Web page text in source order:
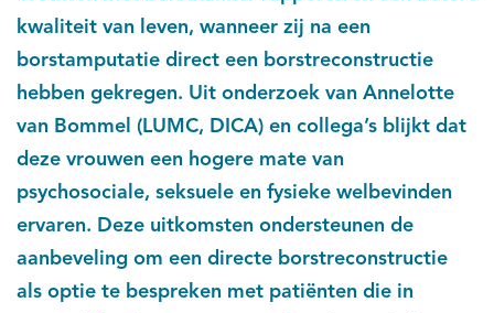
kwaliteit van leven, wanneer zij na een
borstamputatie direct een borstreconstructie
hebben gekregen. Uit onderzoek van Annelotte
van Bommel (LUMC, DICA) en collega’s blijkt dat
deze vrouwen een hogere mate van
psychosociale, seksuele en fysieke welbevinden
ervaren. Deze uitkomsten ondersteunen de
aanbeveling om een directe borstreconstructie
als optie te bespreken met patiënten die in